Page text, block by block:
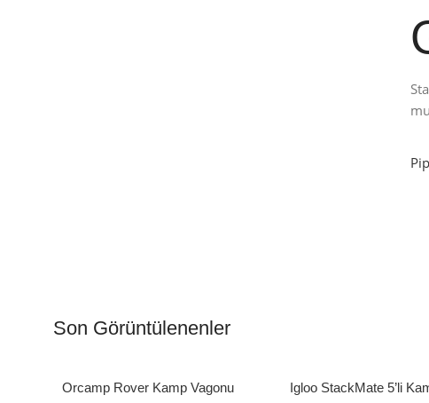
Kampçı Şefler İçin
Son Görüntülenenler
Orcamp Rover Kamp Vagonu
Igloo StackMate 5’li